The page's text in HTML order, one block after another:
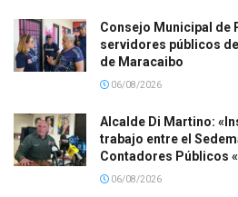
Consejo Municipal de
servidores públicos
de Maracaibo
06/08/2026
Alcalde Di Martino:
trabajo entre el
Contadores Públicos «
06/08/2026